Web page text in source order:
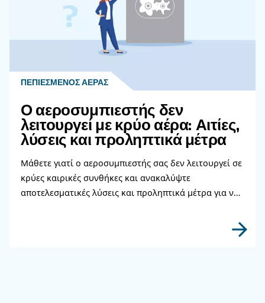
ασφάλεια και να ενισχύσετε την απόδοση.
Κινητήρας έναντι